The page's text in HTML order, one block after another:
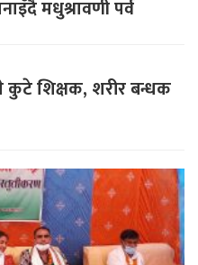
मधुश्रावणी पर्व
कुटे शिक्षक, शरीर बन्धक